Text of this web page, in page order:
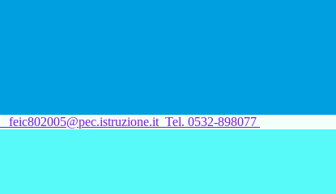
feic802005@pec.istruzione.it Tel. 0532-898077